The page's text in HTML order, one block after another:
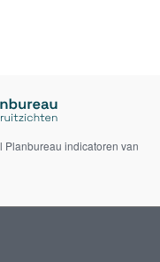
Planbureau indicatoren van